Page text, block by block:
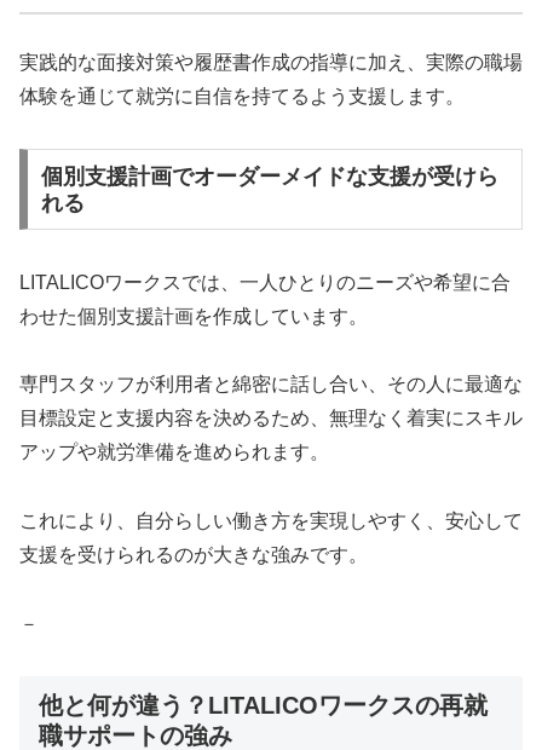
実践的な面接対策や履歴書作成の指導に加え、実際の職場
体験を通じて就労に自信を持てるよう支援します。
個別支援計画でオーダーメイドな支援が受けら
れる
LITALICOワークスでは、一人ひとりのニーズや希望に合
わせた個別支援計画を作成しています。
専門スタッフが利用者と綿密に話し合い、その人に最適な
目標設定と支援内容を決めるため、無理なく着実にスキル
アップや就労準備を進められます。
これにより、自分らしい働き方を実現しやすく、安心して
支援を受けられるのが大きな強みです。
－
他と何が違う？LITALICOワークスの再就
職サポートの強み